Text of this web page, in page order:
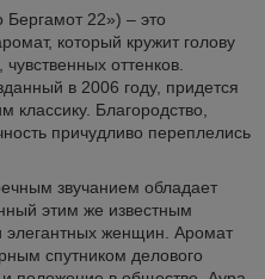
22») – это
который кружит голову
оттенков.
в 2006 году, придется
Благородство,
причудливо переплелись
звучанием обладает
этим же известным
элегантных женщин. Аромат
спутником делового